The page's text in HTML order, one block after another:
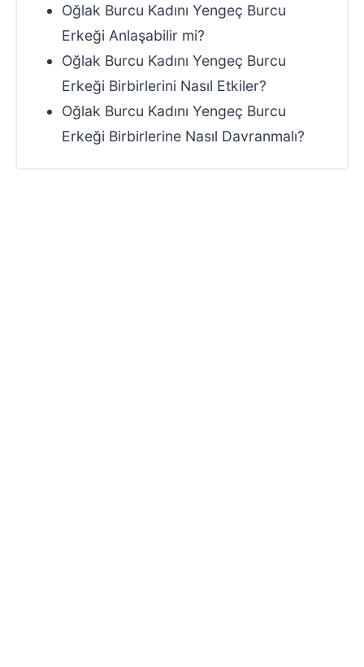
Oğlak Burcu Kadını Yengeç Burcu
Erkeği Anlaşabilir mi?
Oğlak Burcu Kadını Yengeç Burcu
Erkeği Birbirlerini Nasıl Etkiler?
Oğlak Burcu Kadını Yengeç Burcu
Erkeği Birbirlerine Nasıl Davranmalı?